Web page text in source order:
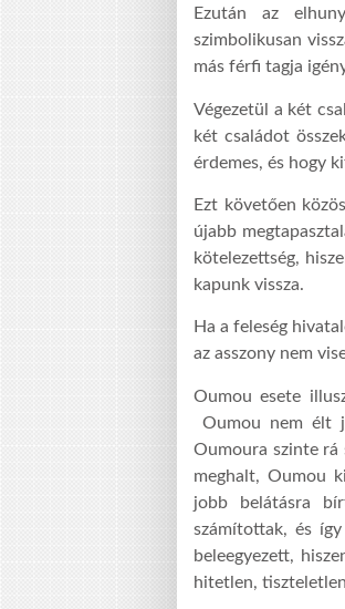
Ezután az
szimbolikusan
más férfi tagja
Végezetül a két
két családot
érdemes, és hogy
Ezt követően
újabb
kötelezettség,
kapunk vissza.
Ha a feleség
az asszony nem
Oumou esete
Oumou nem élt
Oumoura szinte rá
meghalt, Oumou
jobb belátásra
számítottak, és
beleegyezett,
hitetlen,